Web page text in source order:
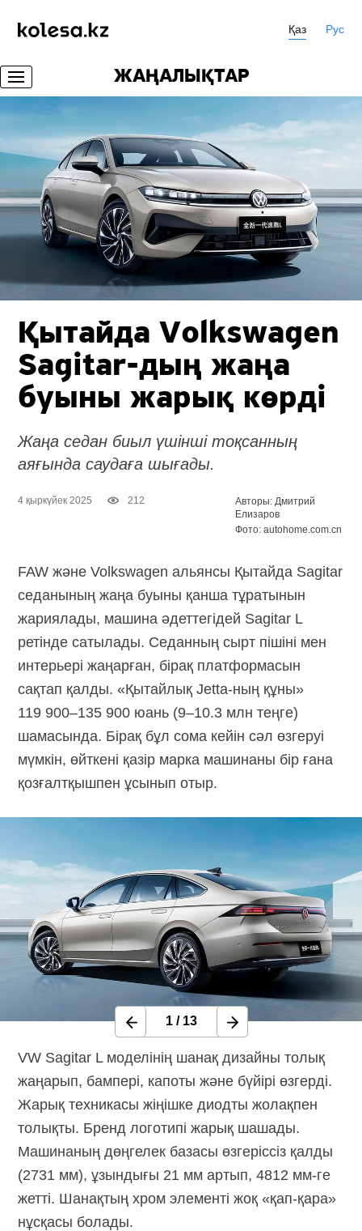
Қаз Рус
ЖАҢАЛЫҚТАР
Қытайда Volkswagen
Sagitar-дың жаңа
буыны жарық көрді
Жаңа седан биыл үшінші тоқсанның
аяғында саудаға шығады.
4 қыркүйек 2025 212
Авторы: Дмитрий
Елизаров
Фото: autohome.com.cn
FAW және Volkswagen альянсы Қытайда Sagitar
седанының жаңа буыны қанша тұратынын
жариялады, машина әдеттегідей Sagitar L
ретінде сатылады. Седанның сырт пішіні мен
интерьері жаңарған, бірақ платформасын
сақтап қалды. «ҚытайлықJetta-ның құны»
119 900–135 900 юань (9–10.3 млн теңге)
шамасында. Бірақ бұл сома кейін сәл өзгеруі
мүмкін, өйткені қазір марка машинаны бір ғана
қозғалтқышпен ұсынып отыр.
1/ 13
VW Sagitar L моделінің шанақ дизайны толық
жаңарып, бампері, капоты және бүйірі өзгерді.
Жарық техникасы жіңішке диодты жолақпен
толықты. Бренд логотипі жарық шашады.
Машинаның дөңгелек базасы өзгеріссіз қалды
(2731 мм), ұзындығы 21 мм артып,4812 мм-ге
жетті. Шанақтың хром элементі жоқ «қап-қара»
нұсқасы болады.